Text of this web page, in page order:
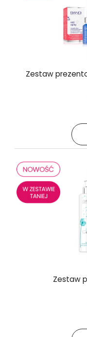
Zestaw
Zestaw